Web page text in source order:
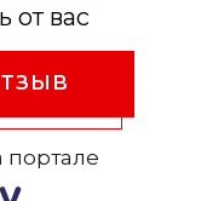
от вас
портале